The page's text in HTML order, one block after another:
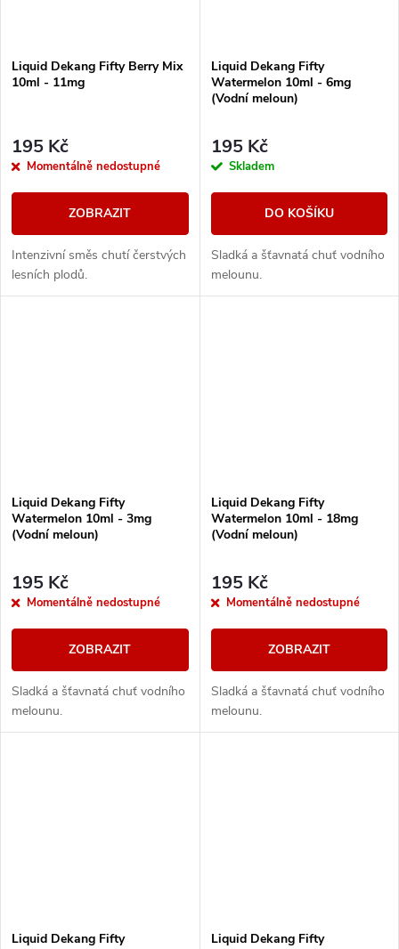
Liquid Dekang Fifty Berry Mix
10ml - 11mg
195 Kč
Momentálně nedostupné
ZOBRAZIT
Intenzivní směs chutí čerstvých
lesních plodů.
Liquid Dekang Fifty
Watermelon 10ml - 6mg
(Vodní meloun)
195 Kč
Skladem
DO KOŠÍKU
Sladká a šťavnatá chuť vodního
melounu.
Liquid Dekang Fifty
Watermelon 10ml - 3mg
(Vodní meloun)
195 Kč
Momentálně nedostupné
ZOBRAZIT
Sladká a šťavnatá chuť vodního
melounu.
Liquid Dekang Fifty
Watermelon 10ml - 18mg
(Vodní meloun)
195 Kč
Momentálně nedostupné
ZOBRAZIT
Sladká a šťavnatá chuť vodního
melounu.
Liquid Dekang Fifty
Liquid Dekang Fifty